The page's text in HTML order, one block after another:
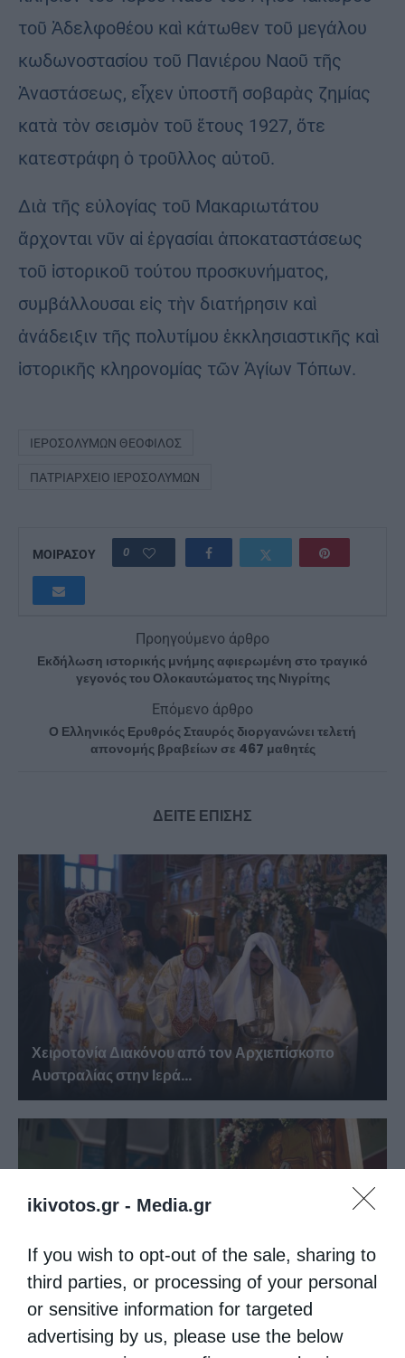
ikivotos.gr - Media.gr
If you wish to opt-out of the sale, sharing to
third parties, or processing of your personal
or sensitive information for targeted
advertising by us, please use the below
τοῦ Ἀδελφοθέου καὶ κάτωθεν τοῦ μεγάλου
κωδωνοστασίου τοῦ Πανιέρου Ναοῦ τῆς
Ἀναστάσεως, εἶχεν ὑποστῆ σοβαρὰς ζημίας
κατὰ τὸν σεισμὸν τοῦ ἔτους 1927, ὅτε
κατεστράφη ὁ τροῦλλος αὐτοῦ.
Διὰ τῆς εὐλογίας τοῦ Μακαριωτάτου
ἄρχονται νῦν αἱ ἐργασίαι ἀποκαταστάσεως
τοῦ ἱστορικοῦ τούτου προσκυνήματος,
συμβάλλουσαι εἰς τὴν διατήρησιν καὶ
ἀνάδειξιν τῆς πολυτίμου ἐκκλησιαστικῆς καὶ
ἱστορικῆς κληρονομίας τῶν Ἁγίων Τόπων.
ΙΕΡΟΣΟΛΎΜΩΝ ΘΕΌΦΙΛΟΣ
ΠΑΤΡΙΑΡΧΕΊΟ ΙΕΡΟΣΟΛΎΜΩΝ
ΜΟΙΡΑΣΟΥ 0
Προηγούμενο άρθρο
Εκδήλωση ιστορικής μνήμης αφιερωμένη στο τραγικό
γεγονός του Ολοκαυτώματος της Νιγρίτης
Επόμενο άρθρο
Ο Ελληνικός Ερυθρός Σταυρός διοργανώνει τελετή
απονομής βραβείων σε 467 μαθητές
ΔΕΙΤΕ ΕΠΙΣΗΣ
Χειροτονία Διακόνου από τον Αρχιεπίσκοπο
Αυστραλίας στην Ιερά...
Αυστραλίας Μακάριος: «Ο Χριστός έδειξε τη
λαμπρότητα της...